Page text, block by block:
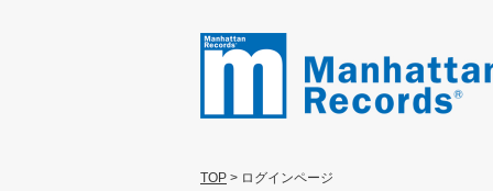
TOP > ログインページ